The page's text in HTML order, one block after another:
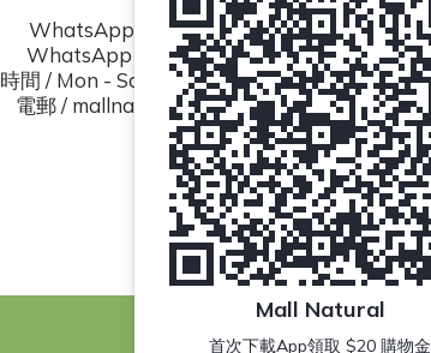
WhatsApp / (852) 8493 0839
WhatsApp / (852) 8494 5423
時間 / Mon - Sat 10:30am to 6:30pm
電郵 / mallnatural.hk@gmail.com
Mall Natural
首次下載App領取 $20 購物金